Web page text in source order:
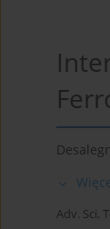
Adv. Sci.